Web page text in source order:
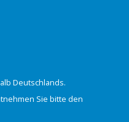
Deutschlands.
Sie bitte den